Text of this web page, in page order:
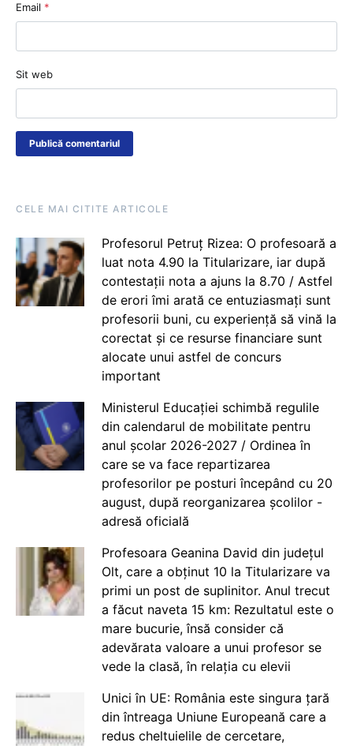
Email *
Sit web
CELE MAI CITITE ARTICOLE
Profesorul Petruț Rizea: O profesoară a
luat nota 4.90 la Titularizare, iar după
contestații nota a ajuns la 8.70 / Astfel
de erori îmi arată ce entuziasmați sunt
profesorii buni, cu experiență să vină la
corectat și ce resurse financiare sunt
alocate unui astfel de concurs
important
Ministerul Educației schimbă regulile
din calendarul de mobilitate pentru
anul școlar 2026-2027 / Ordinea în
care se va face repartizarea
profesorilor pe posturi începând cu 20
august, după reorganizarea școlilor -
adresă oficială
Profesoara Geanina David din județul
Olt, care a obținut 10 la Titularizare va
primi un post de suplinitor. Anul trecut
a făcut naveta 15 km: Rezultatul este o
mare bucurie, însă consider că
adevărata valoare a unui profesor se
vede la clasă, în relația cu elevii
Unici în UE: România este singura țară
din întreaga Uniune Europeană care a
redus cheltuielile de cercetare,